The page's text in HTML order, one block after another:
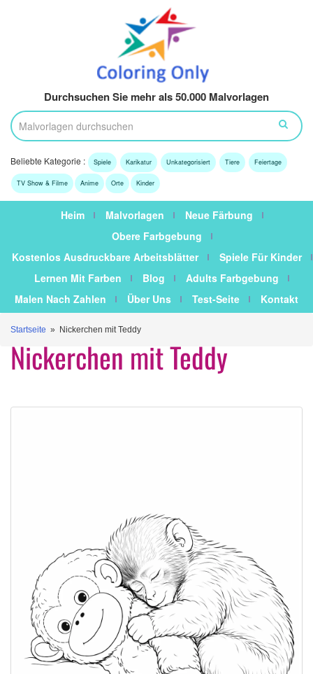
Durchsuchen Sie mehr als 50.000 Malvorlagen
Beliebte Kategorie : Spiele Karikatur Unkategorisiert Tiere Feiertage
TV Show & Filme Anime Orte Kinder
Heim Malvorlagen
Neue Färbung
Obere Farbgebung
Kostenlos Ausdruckbare Arbeitsblätter
Spiele Für Kinder
Lernen Mit Farben
Blog
Adults Farbgebung
Malen Nach Zahlen
Über Uns Test-Seite Kontakt
Startseite » Nickerchen mit Teddy
Nickerchen mit Teddy